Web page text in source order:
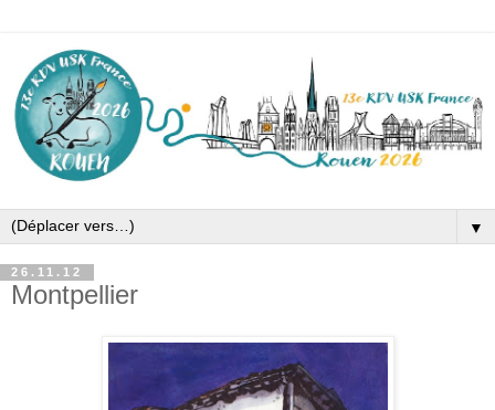
▼
26.11.12
Montpellier